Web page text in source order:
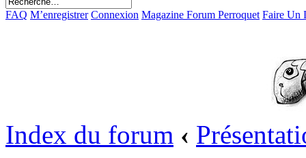
FAQ M’enregistrer Connexion Magazine Forum Perroquet Faire Un
Index du forum ‹